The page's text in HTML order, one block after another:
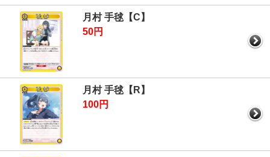
月村 手毬【C】
50円
月村 手毬【R】
100円